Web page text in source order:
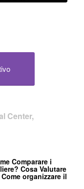
Center,
Comparare i
Cosa Valutare
organizzare il